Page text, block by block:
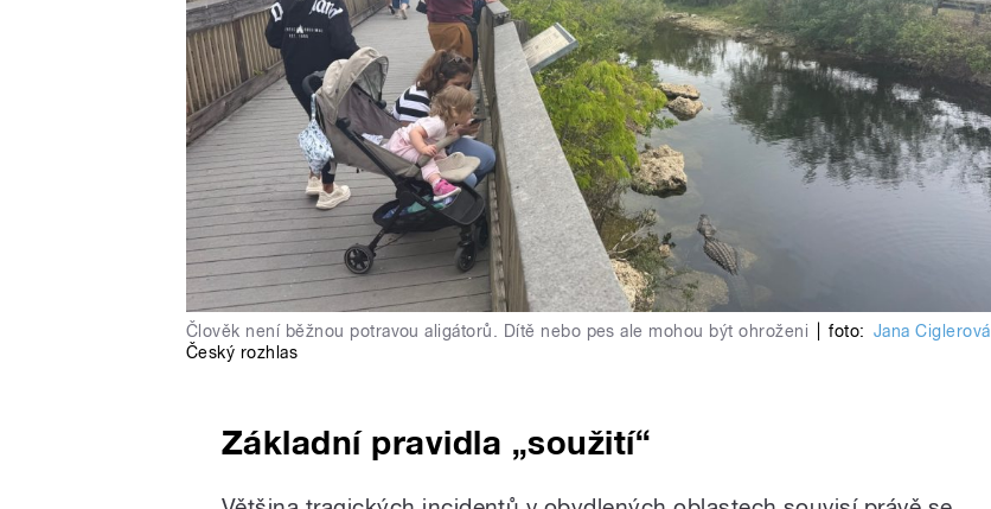
Člověk není běžnou potravou aligátorů. Dítě nebo pes ale mohou být ohroženi foto: Jana Ciglerová
Český rozhlas
Základní pravidla „soužití“